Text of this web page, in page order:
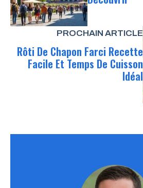
PROCHAIN ARTICLE
Rôti De Chapon Farci Recette
Facile Et Temps De Cuisson
Idéal